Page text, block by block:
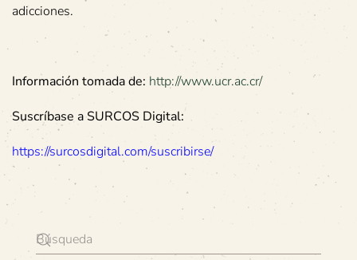
adicciones.
Información tomada de: http://www.ucr.ac.cr/
Suscríbase a SURCOS Digital:
https://surcosdigital.com/suscribirse/